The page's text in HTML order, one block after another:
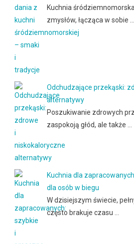
Kuchnia
zmysłów, łącząca w sobie …
Odchudzające przekąski:
alternatywy
Poszukiwanie zdrowych
zaspokoją głód, ale także …
Kuchnia dla
dla osób w biegu
W dzisiejszym świecie,
często brakuje czasu …